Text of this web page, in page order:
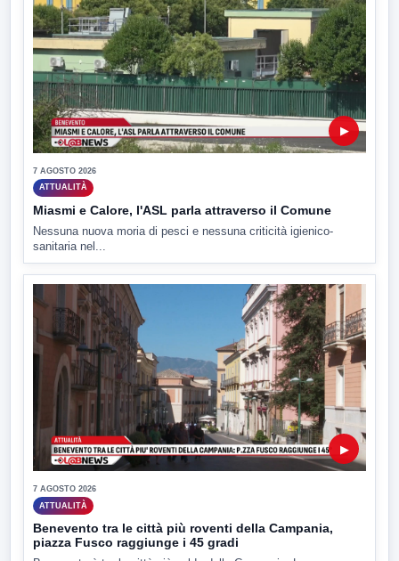
▶
7 AGOSTO 2026
ATTUALITÀ
Miasmi e Calore, l'ASL parla attraverso il Comune
Nessuna nuova moria di pesci e nessuna criticità igienico-
sanitaria nel...
▶
7 AGOSTO 2026
ATTUALITÀ
Benevento tra le città più roventi della Campania,
piazza Fusco raggiunge i 45 gradi